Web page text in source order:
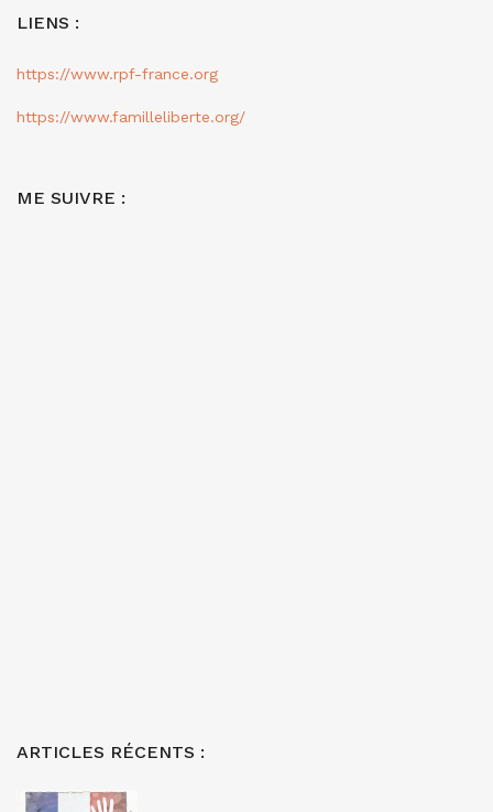
LIENS :
https://www.rpf-france.org
https://www.familleliberte.org/
ME SUIVRE :
ARTICLES RÉCENTS :